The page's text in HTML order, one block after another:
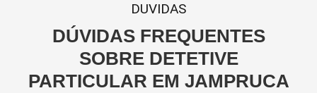
DUVIDAS
DÚVIDAS FREQUENTES
SOBRE DETETIVE
PARTICULAR EM JAMPRUCA